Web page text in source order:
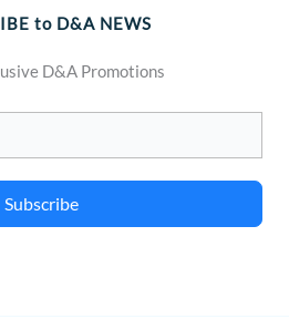
to D&A NEWS
D&A Promotions
Subscribe